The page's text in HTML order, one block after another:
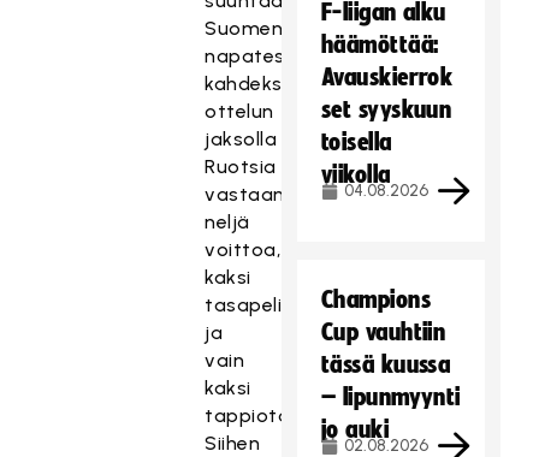
Suomen
napatessa
kahdeksan
ottelun
jaksolla
Ruotsia
vastaan
neljä
voittoa,
kaksi
tasapeliä
ja
vain
kaksi
tappiota.
Siihen
F-liigan alku
häämöttää:
Avauskierrok
set syyskuun
toisella
viikolla
04.08.2026
Champions
Cup vauhtiin
tässä kuussa
– lipunmyynti
jo auki
02.08.2026